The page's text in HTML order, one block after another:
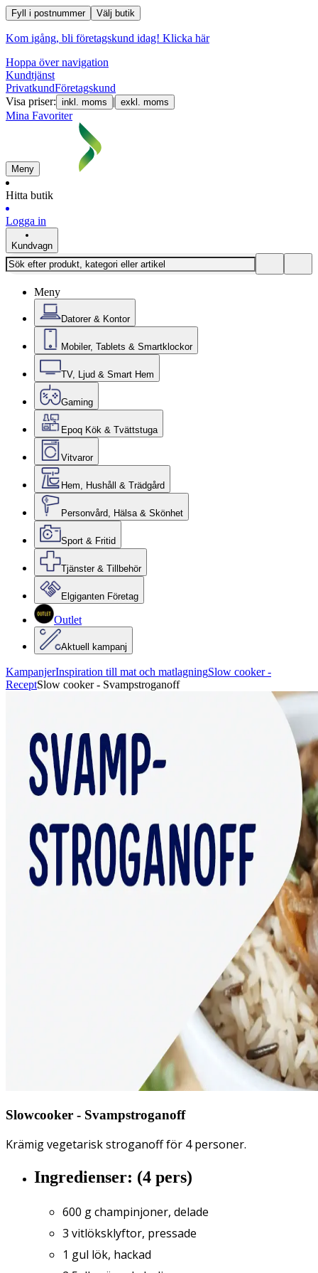
Fyll i postnummer Välj butik
Kom igång, bli företagskund idag! Klicka här
Hoppa över navigation
Kundtjänst
PrivatkundFöretagskund
Visa priser: inkl. moms | exkl. moms
Mina Favoriter
Meny
Hitta butik
Logga in
Kundvagn
Meny
Datorer & Kontor
Mobiler, Tablets & Smartklockor
TV, Ljud & Smart Hem
Gaming
Epoq Kök & Tvättstuga
Vitvaror
Hem, Hushåll & Trädgård
Personvård, Hälsa & Skönhet
Sport & Fritid
Tjänster & Tillbehör
Elgiganten Företag
Outlet
Aktuell kampanj
KampanjerInspiration till mat och matlagningSlow cooker -
ReceptSlow cooker - Svampstroganoff
Slowcooker - Svampstroganoff
Krämig vegetarisk stroganoff för 4 personer.
Ingredienser: (4 pers)
600 g champinjoner, delade
3 vitlöksklyftor, pressade
1 gul lök, hackad